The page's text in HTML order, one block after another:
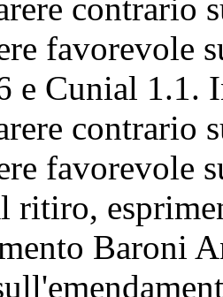
contrario
favorevole
e Cunial 1.1.
contrario
favorevole
ritiro,
Baroni